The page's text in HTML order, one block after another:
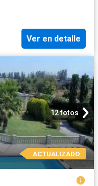
Ver en detalle
12 fotos
ACTUALIZADO